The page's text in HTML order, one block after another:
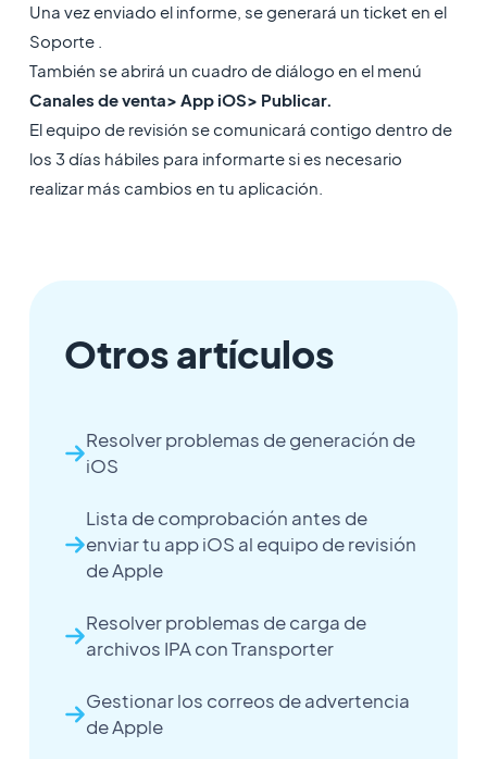
Una vez enviado el informe, se generará un ticket en el
Soporte .
También se abrirá un cuadro de diálogo en el menú
Canales de venta> App iOS> Publicar.
El equipo de revisión se comunicará contigo dentro de
los 3 días hábiles para informarte si es necesario
realizar más cambios en tu aplicación.
Otros artículos
Resolver problemas de generación de
iOS
Lista de comprobación antes de
enviar tu app iOS al equipo de revisión
de Apple
Resolver problemas de carga de
archivos IPA con Transporter
Gestionar los correos de advertencia
de Apple